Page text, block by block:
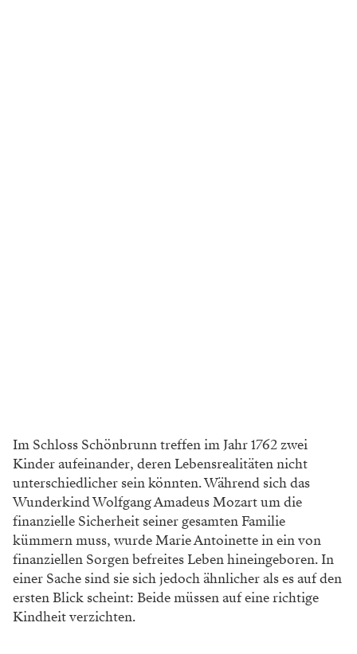
Im Schloss Schönbrunn treffen im Jahr 1762 zwei
Kinder aufeinander, deren Lebensrealitäten nicht
unterschiedlicher sein könnten. Während sich das
Wunderkind Wolfgang Amadeus Mozart um die
finanzielle Sicherheit seiner gesamten Familie
kümmern muss, wurde Marie Antoinette in ein von
finanziellen Sorgen befreites Leben hineingeboren. In
einer Sache sind sie sich jedoch ähnlicher als es auf den
ersten Blick scheint: Beide müssen auf eine richtige
Kindheit verzichten.